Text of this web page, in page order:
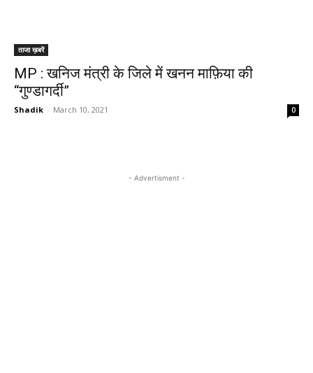
ताजा ख़बरें
MP : खनिज मंत्री के जिले में खनन माफ़िया की
“गुण्डागर्दी”
Shadik - March 10, 2021 0
- Advertisment -